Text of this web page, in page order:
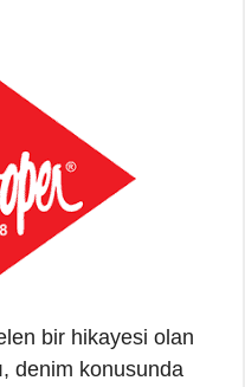
bir hikayesi olan
denim konusunda